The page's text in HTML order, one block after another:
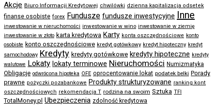
Akcje Biuro Informacji Kredytowej chwilówki dzienna kapitalizacja odsetek
finanse osobiste forex Fundusze fundusze inwestycyjne Inne
inwestowanie w nieruchomości inwestowanie w wino inwestowanie w ziemię
inwestowanie w złoto karta kredytowa Karty konta oszczędnościowe konto
osobiste konto oszczędnościowe kredyt gotówkowy kredyt hipoteczny kredyt
samochodowy Kredyty kredyty gotówkowe kredyty hipoteczne kredyty
walutowe Lokaty lokaty terminowe Nieruchomości Numizmatyka
Obligacje odwrócona hipoteka OFE oprocentowanie lokat podatek belki Porady
prawne pożyczki pozabankowe Produkty strukturyzowane ranking kont
oszczędnościowych rekomendacja T rodzina na swoim Sztuka TFI
TotalMoney.pl Ubezpieczenia zdolność kredytowa